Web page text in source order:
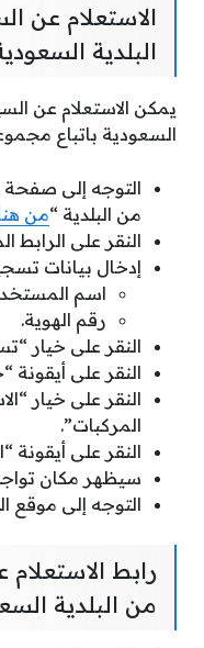
الاستعلام عن
البلدية
يمكن الاستعلام عن
السعودية باتباع
التوجه إلى صفحة
من البلدية “من
النقر على
إدخال بيانات
اسم
رقم الهوية.
النقر على خيار
النقر على أيقونة
النقر على خيار
المركبات”.
النقر على أيقونة
سيظهر مكان
التوجه إلى موقع
رابط
من البلدية